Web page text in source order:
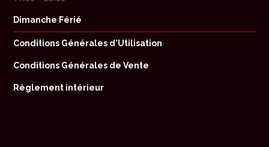
Dimanche Férié
Conditions Générales d'Utilisation
Conditions Générales de Vente
Règlement intérieur